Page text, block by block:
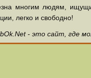
многим людям,
легко и свободно!
- это сайт, где